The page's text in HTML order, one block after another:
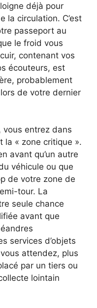
déjà pour
la circulation. C’est
passeport au
le froid vous
contenant vos
écouteurs, est
probablement
de votre dernier
vous entrez dans
la « zone critique ».
avant qu’un autre
véhicule ou que
de votre zone de
tour. La
seule chance
avant que
services d’objets
attendez, plus
par un tiers ou
lointain